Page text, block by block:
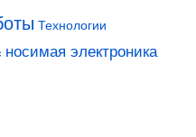
Технологии
носимая электроника